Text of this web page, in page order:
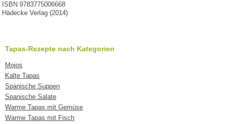
ISBN 9783775006668
Hädecke Verlag (2014)
Tapas-Rezepte nach Kategorien
Mojos
Kalte Tapas
Spanische Suppen
Spanische Salate
Warme Tapas mit Gemüse
Warme Tapas mit Fisch